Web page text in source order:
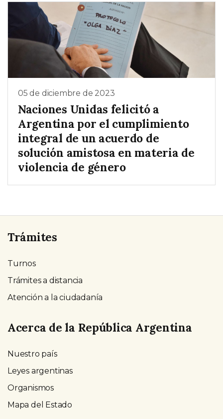
05 de diciembre de 2023
Naciones Unidas felicitó a
Argentina por el cumplimiento
integral de un acuerdo de
solución amistosa en materia de
violencia de género
Trámites
Turnos
Trámites a distancia
Atención a la ciudadanía
Acerca de la República Argentina
Nuestro país
Leyes argentinas
Organismos
Mapa del Estado